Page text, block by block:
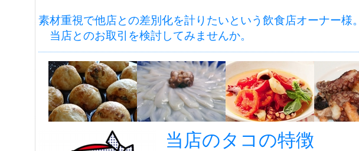
素材重視で他店との差別化を計りたいという飲食店オーナー様
当店とのお取引を検討してみませんか。
当店のタコの特徴